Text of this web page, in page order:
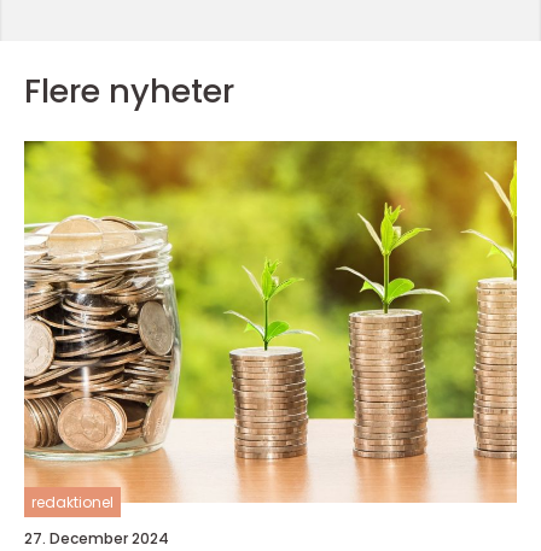
Flere nyheter
redaktionel
27. December 2024